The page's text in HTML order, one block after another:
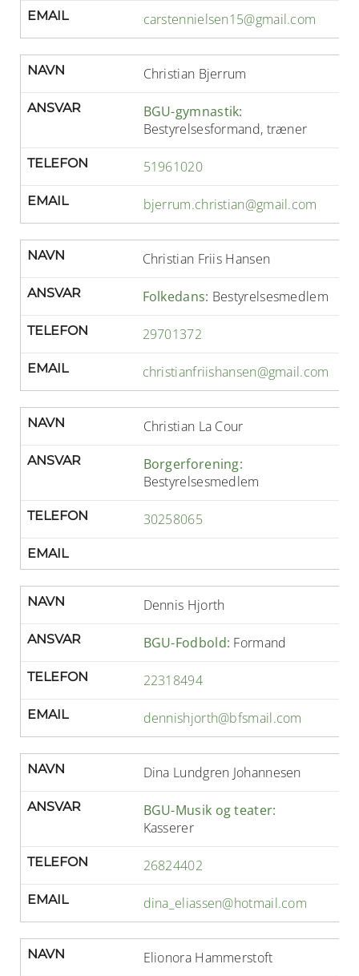
EMAIL carstennielsen15@gmail.com
NAVN Christian Bjerrum
ANSVAR
BGU-gymnastik:
Bestyrelsesformand, træner
TELEFON 51961020
EMAIL bjerrum.christian@gmail.com
NAVN Christian Friis Hansen
ANSVAR Folkedans: Bestyrelsesmedlem
TELEFON 29701372
EMAIL christianfriishansen@gmail.com
NAVN Christian La Cour
ANSVAR
Borgerforening:
Bestyrelsesmedlem
TELEFON 30258065
EMAIL
NAVN Dennis Hjorth
ANSVAR BGU-Fodbold: Formand
TELEFON 22318494
EMAIL dennishjorth@bfsmail.com
NAVN Dina Lundgren Johannesen
ANSVAR
BGU-Musik og teater:
Kasserer
TELEFON 26824402
EMAIL dina_eliassen@hotmail.com
NAVN Elionora Hammerstoft